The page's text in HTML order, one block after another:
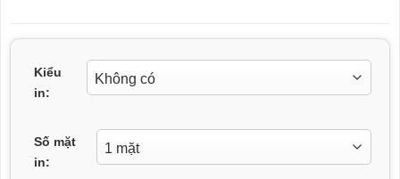
Kiểu
in:
Số mặt
in: